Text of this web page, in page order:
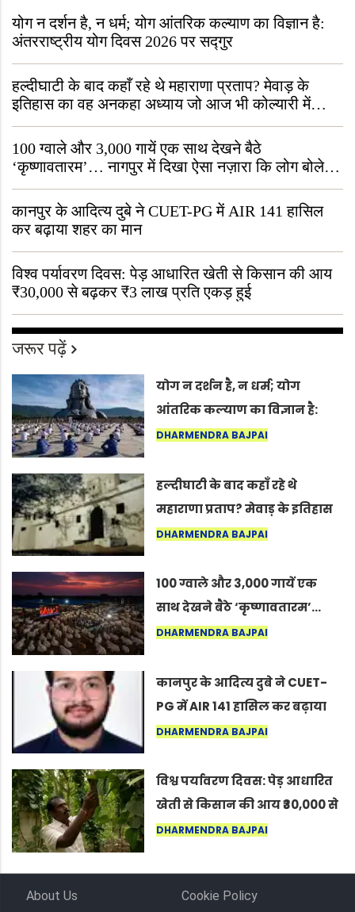
योग न दर्शन है, न धर्म; योग आंतरिक कल्याण का विज्ञान है:
अंतरराष्ट्रीय योग दिवस 2026 पर सद्गुर
हल्दीघाटी के बाद कहाँ रहे थे महाराणा प्रताप? मेवाड़ के
इतिहास का वह अनकहा अध्याय जो आज भी कोल्यारी में
जीवित है
100 ग्वाले और 3,000 गायें एक साथ देखने बैठे
‘कृष्णावतारम’… नागपुर में दिखा ऐसा नज़ारा कि लोग बोले,
“ऐसा तो सिर्फ़ कृष्ण ही कर सकते हैं”
कानपुर के आदित्य दुबे ने CUET-PG में AIR 141 हासिल
कर बढ़ाया शहर का मान
विश्व पर्यावरण दिवस: पेड़ आधारित खेती से किसान की आय
₹30,000 से बढ़कर ₹3 लाख प्रति एकड़ हुई
जरूर पढ़ें
योग न दर्शन है, न धर्म; योग
आंतरिक कल्याण का विज्ञान है:
अंतरराष्ट्रीय योग दिवस 2026 पर
DHARMENDRA BAJPAI
हल्दीघाटी के बाद कहाँ रहे थे
महाराणा प्रताप? मेवाड़ के इतिहास
का वह अनकहा अध्याय जो आज भी
DHARMENDRA BAJPAI
100 ग्वाले और 3,000 गायें एक
साथ देखने बैठे ‘कृष्णावतारम’…
नागपुर में दिखा ऐसा नज़ारा कि
कर सकते हैं”
DHARMENDRA BAJPAI
कानपुर के आदित्य दुबे ने CUET-
PG में AIR 141 हासिल कर बढ़ाया
शहर का मान
DHARMENDRA BAJPAI
विश्व पर्यावरण दिवस: पेड़ आधारित
खेती से किसान की आय ₹30,000 से
बढ़कर ₹3 लाख प्रति एकड़ हुई
DHARMENDRA BAJPAI
About Us Cookie Policy